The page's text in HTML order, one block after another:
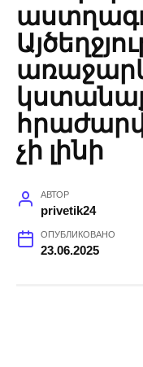
չի լինի
АВТОР
privetik24
ОПУБЛИКОВАНО
23.06.2025